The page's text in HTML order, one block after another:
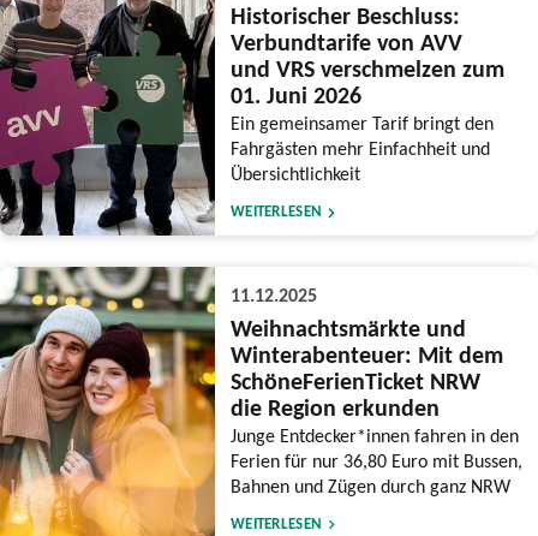
Historischer Beschluss:
Verbundtarife von AVV
und VRS verschmelzen zum
01. Juni 2026
Ein gemeinsamer Tarif bringt den
Fahrgästen mehr Einfachheit und
Übersichtlichkeit
WEITERLESEN
11.12.2025
Weihnachtsmärkte und
Winterabenteuer: Mit dem
SchöneFerienTicket NRW
die Region erkunden
Junge Entdecker*innen fahren in den
Ferien für nur 36,80 Euro mit Bussen,
Bahnen und Zügen durch ganz NRW
WEITERLESEN